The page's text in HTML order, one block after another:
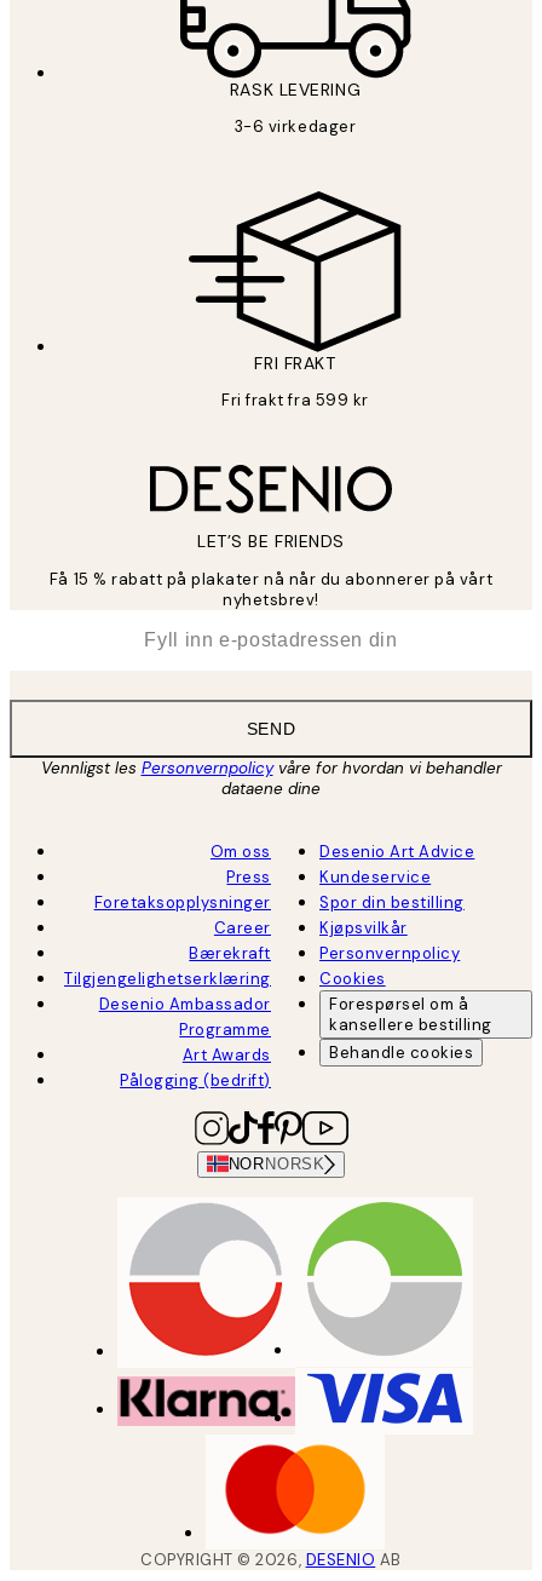
RASK LEVERING
3-6 virkedager
FRI FRAKT
Fri frakt fra 599 kr
LET’S BE FRIENDS
Få 15 % rabatt på plakater nå når du abonnerer på vårt
nyhetsbrev!
SEND
Vennligst les Personvernpolicyvåre for hvordan vi behandler
dataene dine
Om oss
Press
Foretaksopplysninger
Career
Bærekraft
Tilgjengelighetserklæring
Desenio Ambassador
Programme
Art Awards
Pålogging (bedrift)
Desenio Art Advice
Kundeservice
Spor din bestilling
Kjøpsvilkår
Personvernpolicy
Cookies
Forespørsel om å
kansellere bestilling
Behandle cookies
NOR NORSK
COPYRIGHT ©2026, DESENIO AB